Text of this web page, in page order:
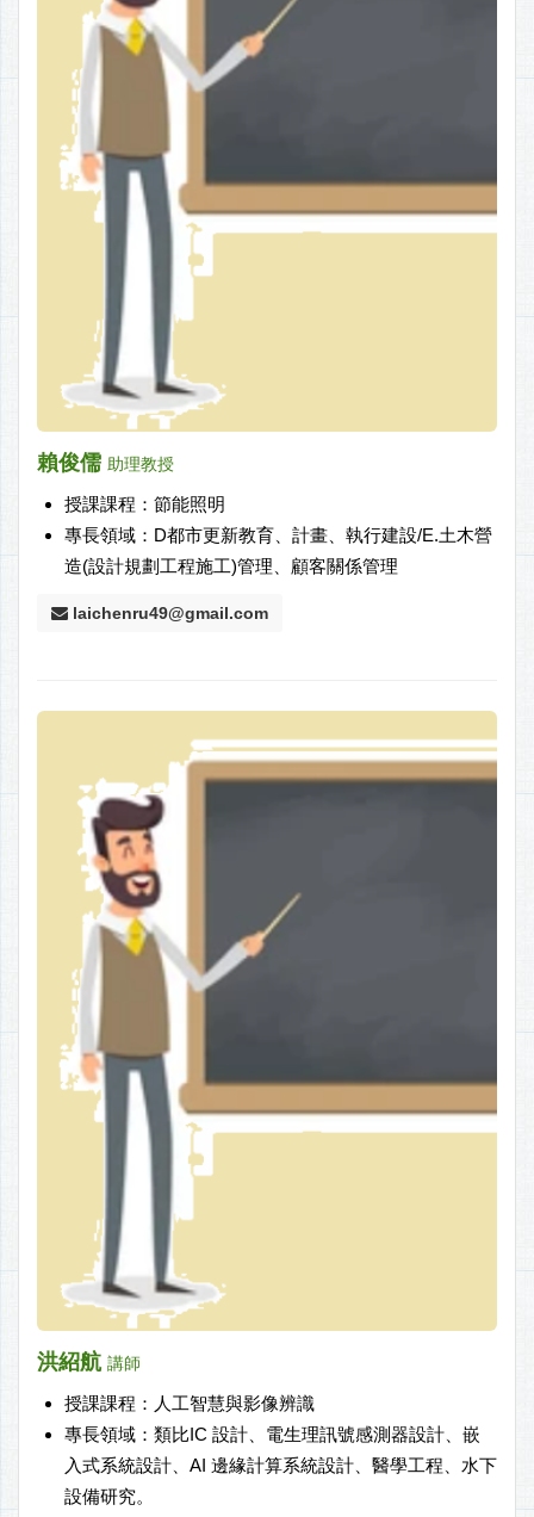
賴俊儒 助理教授
授課課程：節能照明
專長領域：D都市更新教育、計畫、執行建設/E.土木營
造(設計規劃工程施工)管理、顧客關係管理
laichenru49@gmail.com
洪紹航 講師
授課課程：人工智慧與影像辨識
專長領域：類比IC 設計、電生理訊號感測器設計、嵌
入式系統設計、AI 邊緣計算系統設計、醫學工程、水下
設備研究。